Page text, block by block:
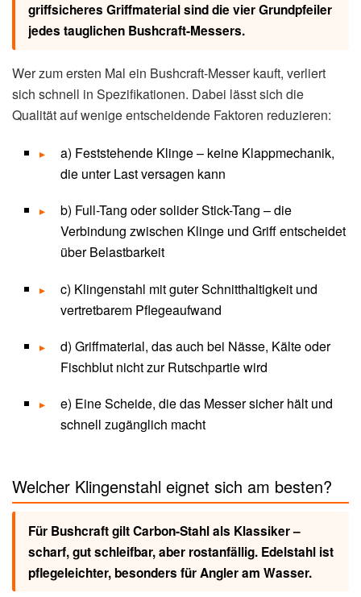
griffsicheres Griffmaterial sind die vier Grundpfeiler
jedes tauglichen Bushcraft-Messers.
Wer zum ersten Mal ein Bushcraft-Messer kauft, verliert
sich schnell in Spezifikationen. Dabei lässt sich die
Qualität auf wenige entscheidende Faktoren reduzieren:
a) Feststehende Klinge – keine Klappmechanik,
die unter Last versagen kann
b) Full-Tang oder solider Stick-Tang – die
Verbindung zwischen Klinge und Griff entscheidet
über Belastbarkeit
c) Klingenstahl mit guter Schnitthaltigkeit und
vertretbarem Pflegeaufwand
d) Griffmaterial, das auch bei Nässe, Kälte oder
Fischblut nicht zur Rutschpartie wird
e) Eine Scheide, die das Messer sicher hält und
schnell zugänglich macht
Welcher Klingenstahl eignet sich am besten?
Für Bushcraft gilt Carbon-Stahl als Klassiker –
scharf, gut schleifbar, aber rostanfällig. Edelstahl ist
pflegeleichter, besonders für Angler am Wasser.